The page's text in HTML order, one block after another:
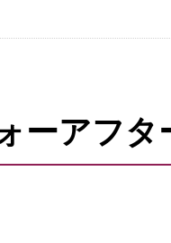
ーアフタ